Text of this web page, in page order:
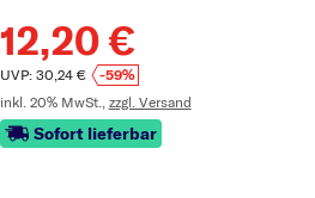
12,20 €
UVP: 30,24 €
-59%
inkl. 20% MwSt., zzgl. Versand
Sofort lieferbar